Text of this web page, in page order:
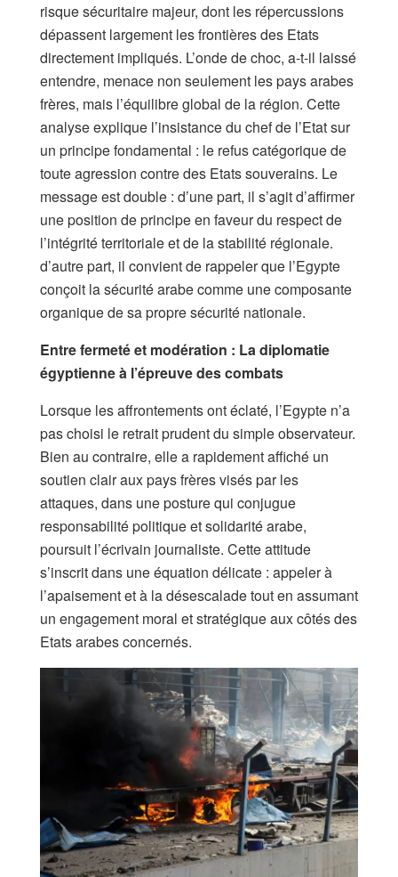
risque sécuritaire majeur, dont les répercussions
dépassent largement les frontières des Etats
directement impliqués. L’onde de choc, a-t-il laissé
entendre, menace non seulement les pays arabes
frères, mais l’équilibre global de la région. Cette
analyse explique l’insistance du chef de l’Etat sur
un principe fondamental : le refus catégorique de
toute agression contre des Etats souverains. Le
message est double : d’une part, il s’agit d’affirmer
une position de principe en faveur du respect de
l’intégrité territoriale et de la stabilité régionale.
d’autre part, il convient de rappeler que l’Egypte
conçoit la sécurité arabe comme une composante
organique de sa propre sécurité nationale.
Entre fermeté et modération : La diplomatie
égyptienne à l’épreuve des combats
Lorsque les affrontements ont éclaté, l’Egypte n’a
pas choisi le retrait prudent du simple observateur.
Bien au contraire, elle a rapidement affiché un
soutien clair aux pays frères visés par les
attaques, dans une posture qui conjugue
responsabilité politique et solidarité arabe,
poursuit l’écrivain journaliste. Cette attitude
s’inscrit dans une équation délicate : appeler à
l’apaisement et à la désescalade tout en assumant
un engagement moral et stratégique aux côtés des
Etats arabes concernés.